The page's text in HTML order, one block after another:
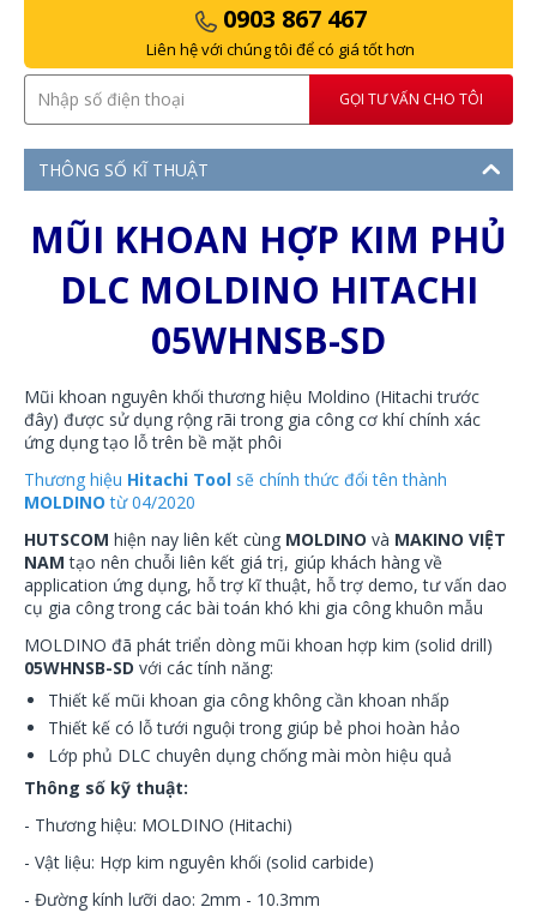
0903 867 467
Liên hệ với chúng tôi để có giá tốt hơn
GỌI TƯ VẤN CHO TÔI
THÔNG SỐ KĨ THUẬT
MŨI KHOAN HỢP KIM PHỦ
DLC MOLDINO HITACHI
05WHNSB-SD
Mũi khoan nguyên khối thương hiệu Moldino (Hitachi trước
đây) được sử dụng rộng rãi trong gia công cơ khí chính xác
ứng dụng tạo lỗ trên bề mặt phôi
Thương hiệu Hitachi Tool sẽ chính thức đổi tên thành
MOLDINO từ 04/2020
HUTSCOM hiện nay liên kết cùng MOLDINO và MAKINO VIỆT
NAMtạo nên chuỗi liên kết giá trị, giúp khách hàng về
application ứng dụng, hỗ trợ kĩ thuật, hỗ trợ demo, tư vấn dao
cụ gia công trong các bài toán khó khi gia công khuôn mẫu
MOLDINO đã phát triển dòng mũi khoan hợp kim (solid drill)
05WHNSB-SD với các tính năng:
Thiết kế mũi khoan gia công không cần khoan nhấp
Thiết kế có lỗ tưới nguội trong giúp bẻ phoi hoàn hảo
Lớp phủ DLC chuyên dụng chống mài mòn hiệu quả
Thông số kỹ thuật:
- Thương hiệu: MOLDINO (Hitachi)
- Vật liệu: Hợp kim nguyên khối (solid carbide)
- Đường kính lưỡi dao: 2mm - 10.3mm